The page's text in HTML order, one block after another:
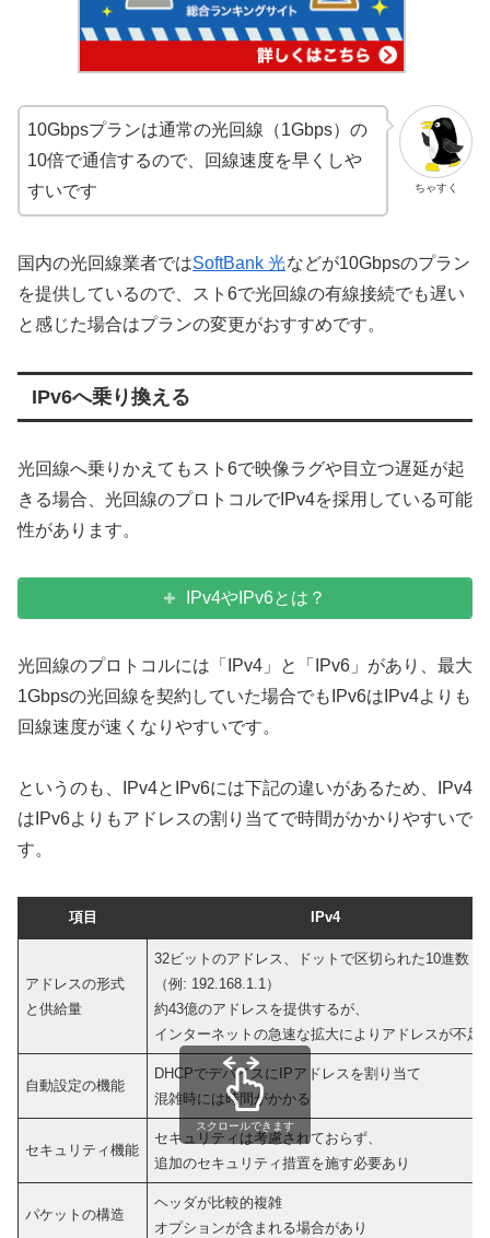
ちゃすく
10Gbpsプランは通常の光回線（1Gbps）の
10倍で通信するので、回線速度を早くしや
すいです
国内の光回線業者ではSoftBank 光などが10Gbpsのプラン
を提供しているので、スト6で光回線の有線接続でも遅い
と感じた場合はプランの変更がおすすめです。
IPv6へ乗り換える
光回線へ乗りかえてもスト6で映像ラグや目立つ遅延が起
きる場合、光回線のプロトコルでIPv4を採用している可能
性があります。
IPv4やIPv6とは？
光回線のプロトコルには「IPv4」と「IPv6」があり、最大
1Gbpsの光回線を契約していた場合でもIPv6はIPv4よりも
回線速度が速くなりやすいです。
というのも、IPv4とIPv6には下記の違いがあるため、IPv4
はIPv6よりもアドレスの割り当てで時間がかかりやすいで
す。
項目 IPv4
アドレスの形式
と供給量
32ビットのアドレス、ドットで区切られた10進数
（例: 192.168.1.1）
約43億のアドレスを提供するが、
インターネットの急速な拡大によりアドレスが不足
自動設定の機能
DHCPでデバイスにIPアドレスを割り当て
混雑時には時間がかかる
セキュリティ機能
セキュリティは考慮されておらず、
追加のセキュリティ措置を施す必要あり
パケットの構造
ヘッダが比較的複雑
オプションが含まれる場合があり
スクロールできます